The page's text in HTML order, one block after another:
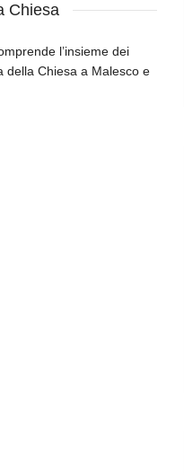
Chiesa
l’insieme dei
della Chiesa a Malesco e